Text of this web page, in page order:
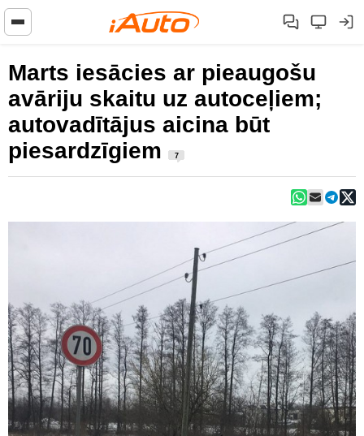
Marts iesācies ar pieaugošu
avāriju skaitu uz autoceļiem;
autovadītājus aicina būt
piesardzīgiem
7